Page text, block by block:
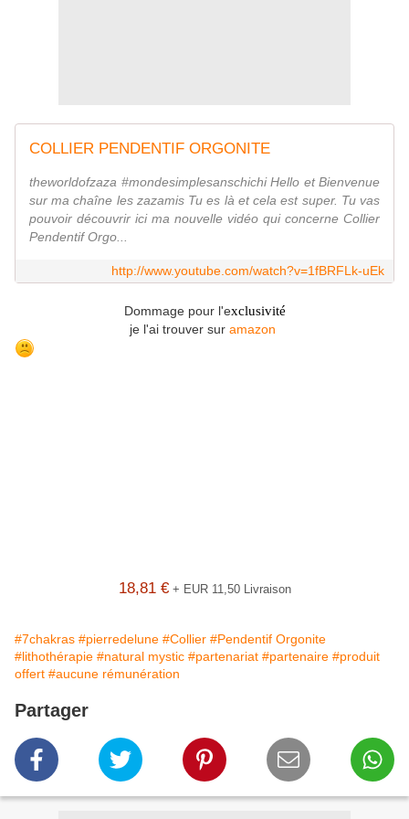
COLLIER PENDENTIF ORGONITE
theworldofzaza #mondesimplesanschichi Hello et Bienvenue
sur ma chaîne les zazamis Tu es là et cela est super. Tu vas
pouvoir découvrir ici ma nouvelle vidéo qui concerne Collier
Pendentif Orgo...
http://www.youtube.com/watch?v=1fBRFLk-uEk
Dommage pour l'exclusivité
je l'ai trouver sur amazon
18,81 € + EUR 11,50 Livraison
#7chakras #pierredelune #Collier #Pendentif Orgonite
#lithothérapie #natural mystic #partenariat #partenaire #produit
offert #aucune rémunération
Partager